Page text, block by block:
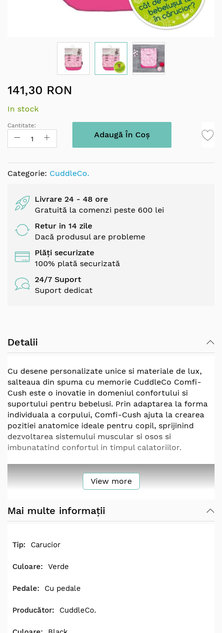
to
beginning
of
images
141,30 RON
In stock
Cantitate:
Adaugă În Coș
Categorie: CuddleCo.
Livrare 24 - 48 ore
Gratuită la comenzi peste 600 lei
Retur in 14 zile
Dacă produsul are probleme
Plăți securizate
100% plată securizată
24/7 Suport
Suport dedicat
Detalii
Cu desene personalizate unice si materiale de lux,
salteaua din spuma cu memorie CuddleCo Comfi-
Cush este o inovatie in domeniul confortului si
suportului pentru bebelusi. Prin adaptarea la forma
individuala a corpului, Comfi-Cush ajuta la crearea
pozitiei anatomice ideale pentru copil, sprijinind
dezvoltarea sistemului muscular si osos si
imbunatatind confortul in timpul calatoriilor.
View more
Mai multe informații
Carucior
Verde
Cu pedale
CuddleCo.